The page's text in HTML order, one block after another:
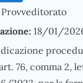
Provveditorato
18/01/
76, comma 2,